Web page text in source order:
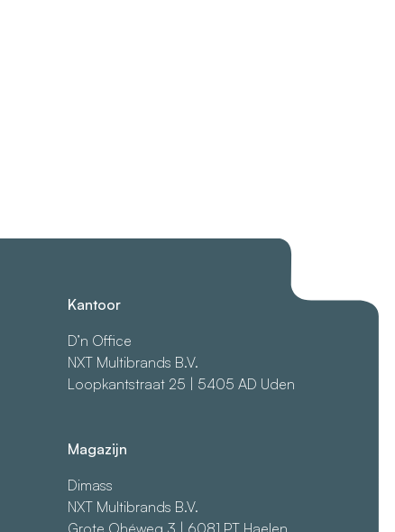
Kantoor
D’n Office
NXT Multibrands B.V.
Loopkantstraat 25 | 5405 AD Uden
Magazijn
Dimass
NXT Multibrands B.V.